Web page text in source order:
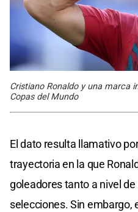
Cristiano Ronaldo y una marca
Copas del Mundo
El dato resulta llamativo
trayectoria en la que
goleadores tanto a nivel
selecciones. Sin embargo,